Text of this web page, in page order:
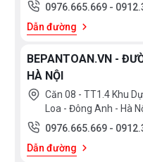
Rửa tiết kiệm (Eco
Rửa tự động (Auto
Trí tuệ nhân tạo
Rửa chuyên sâu
Rửa nhanh (1h
Rửa ly (Glass 40°C)
0976.665.669 -
Dẫn đường
BEPANTOAN.VN -
HÀ NỘI
Căn 08 - TT1.4 Khu
Loa - Đông Anh - Hà
0976.665.669 -
Dẫn đường